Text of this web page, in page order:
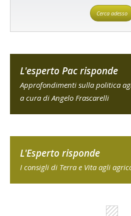
Cerca adesso
L'esperto Pac risponde
Approfondimenti sulla politica
a cura di Angelo Frascarelli
L'Esperto risponde
I consigli di Terra e Vita agli